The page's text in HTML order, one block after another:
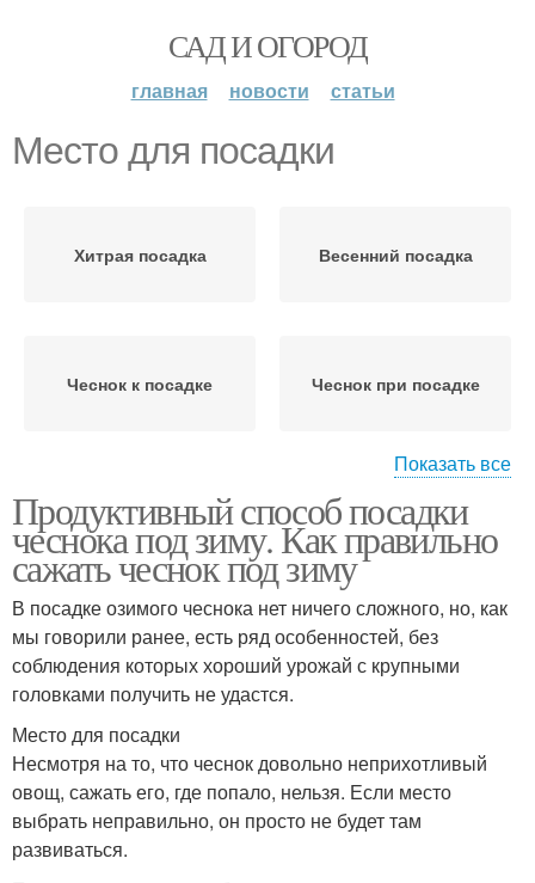
САД И ОГОРОД
главная новости статьи
Место для посадки
Хитрая посадка Весенний посадка
Чеснок к посадке Чеснок при посадке
Место под посадку Уход за посадками
Места под грядку Правильная посадка
Осенний посадка Успешная посадка
Показать все
Продуктивный способ посадки
чеснока под зиму. Как правильно
сажать чеснок под зиму
В посадке озимого чеснока нет ничего сложного, но, как
мы говорили ранее, есть ряд особенностей, без
соблюдения которых хороший урожай с крупными
головками получить не удастся.
Место для посадки
Несмотря на то, что чеснок довольно неприхотливый
овощ, сажать его, где попало, нельзя. Если место
выбрать неправильно, он просто не будет там
развиваться.